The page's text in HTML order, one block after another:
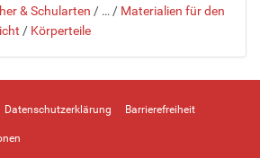
& Schularten / … / Materialien für den
/ Körperteile
Datenschutzerklärung Barrierefreiheit